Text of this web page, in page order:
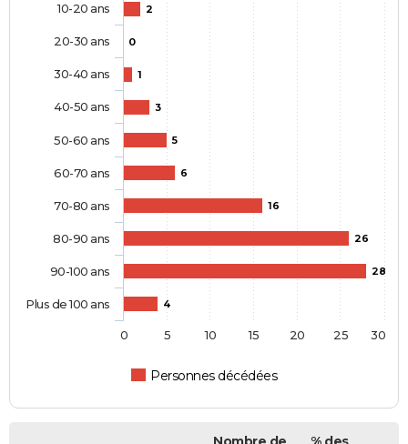
2
0
1
3
5
6
16
26
28
4
Personnes décédées
10-20 ans
20-30 ans
30-40 ans
40-50 ans
50-60 ans
60-70 ans
70-80 ans
80-90 ans
90-100 ans
Plus de 100 ans
0 5 10 15 20 25 30